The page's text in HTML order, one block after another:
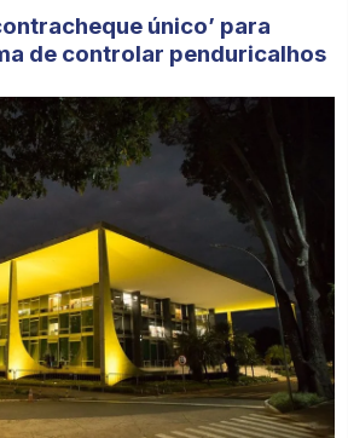
único’ para
de controlar penduricalhos